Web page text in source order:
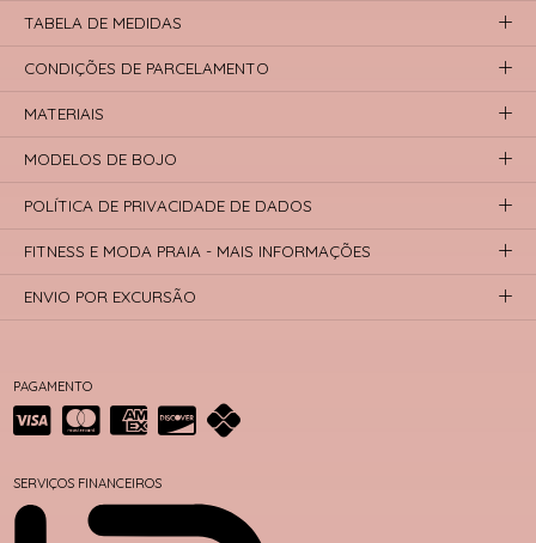
PAGAMENTO
SERVIÇOS FINANCEIROS
TABELA DE MEDIDAS
CONDIÇÕES DE PARCELAMENTO
MATERIAIS
MODELOS DE BOJO
POLÍTICA DE PRIVACIDADE DE DADOS
FITNESS E MODA PRAIA - MAIS INFORMAÇÕES
ENVIO POR EXCURSÃO